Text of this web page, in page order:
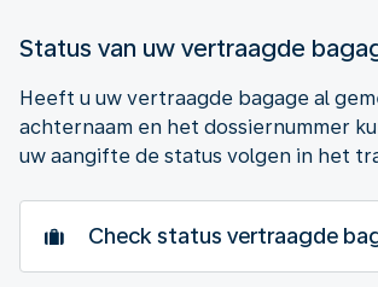
Status van uw vertraagde
Heeft u uw vertraagde bagage al
achternaam en het dossiernummer
uw aangifte de status volgen in het
Check status vertraagde